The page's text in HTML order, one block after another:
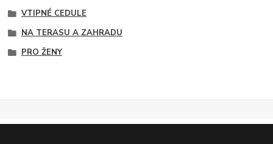
VTIPNÉ CEDULE
NA TERASU A ZAHRADU
PRO ŽENY